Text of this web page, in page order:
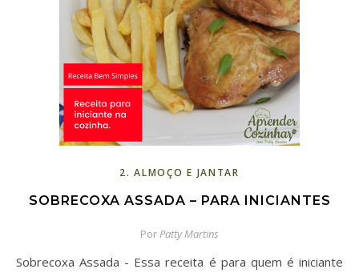
2. ALMOÇO E JANTAR
SOBRECOXA ASSADA – PARA INICIANTES
PorPatty Martins
Sobrecoxa Assada - Essa receita é para quem é iniciante